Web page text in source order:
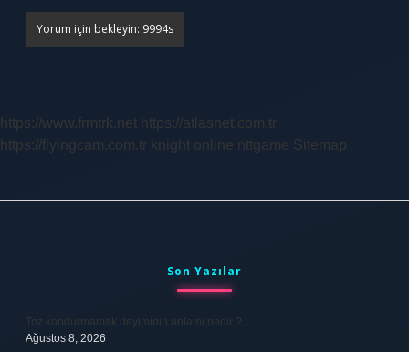
https://www.frmtrk.net https://atlasnet.com.tr
https://flyingcam.com.tr knight online nttgame Sitemap
Son Yazılar
Toz kondurmamak deyiminin anlamı nedir ?
Ağustos 8, 2026